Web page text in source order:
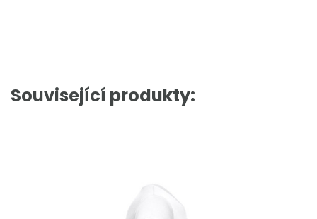
Související produkty: